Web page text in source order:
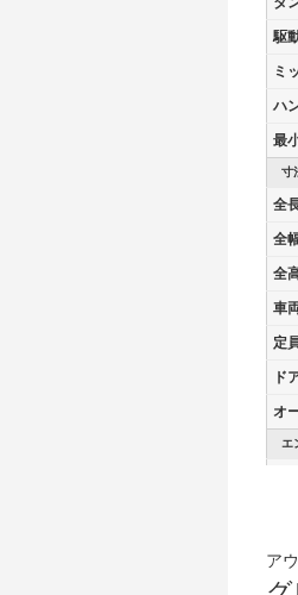
駆
ミ
ハ
最
寸
全
全
全
車
定
ド
オ
エ
ア